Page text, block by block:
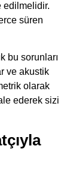
edilmelidir.
süren
bu sorunları
ve akustik
olarak
ederek sizi